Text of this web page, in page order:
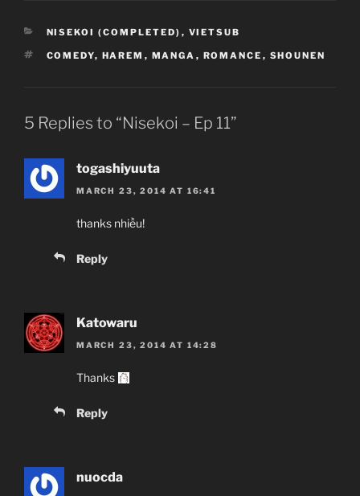
Nisekoi
Shaft
Shinbou Akiyuki
Comedy, Harem, Manga, Romance, Shounen
Giới thiệu nội dung:
CATEGORIES
NISEKOI (COMPLETED) , VIETSUB
TAGS
COMEDY, HAREM , MANGA , ROMANCE , SHOUNEN
5 Replies to “Nisekoi – Ep 11”
togashiyuuta
MARCH 23, 2014 AT 16:41
thanks nhiều!
Reply
Katowaru
MARCH 23, 2014 AT 14:28
Thanks
Reply
nuocda